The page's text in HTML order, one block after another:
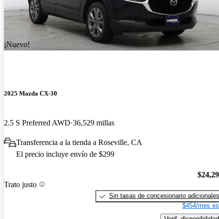
¡Nuevo!
2025 Mazda CX-30
2.5 S Preferred AWD 36,529 millas
Transferencia a la tienda a Roseville, CA
El precio incluye envío de $299
Trato justo
Sin tasas de concesionario adicionales
$454/mes